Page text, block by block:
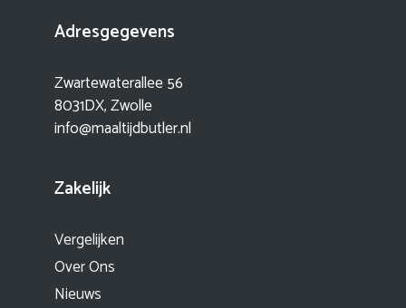
Adresgegevens
Zwartewaterallee 56
8031DX, Zwolle
info@maaltijdbutler.nl
Zakelijk
Vergelijken
Over Ons
Nieuws